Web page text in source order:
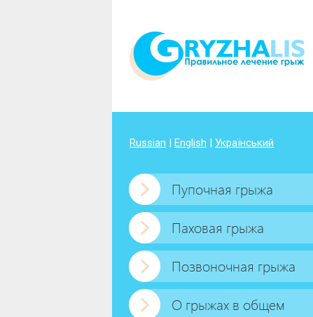
Russian | English | Український
Пупочная грыжа
Паховая грыжа
Позвоночная грыжа
О грыжах в общем